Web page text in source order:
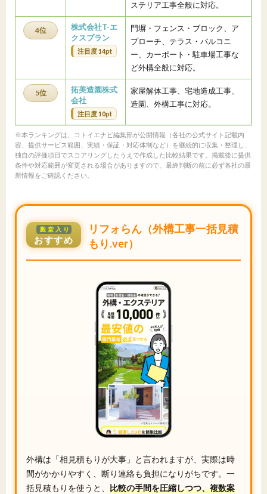
ステリア工事全般に対応。
4位
株式会社T-エ
クスプラン
注目度 14pt
門塀・フェンス・ブロック、ア
プローチ、テラス・バルコニ
ー、カーポート・駐車場工事な
ど外構全般に対応。
5位
拓美造園株式
会社
注目度 10pt
家屋解体工事、宅地造成工事、
造園、外構工事に対応。
※本ランキングは、コトイエナビ編集部が公開情報（各社の公式サイト記載内
容、提供サービス範囲、実績・保証・対応体制など）を継続的に収集・整理し、
独自の評価項目でスコアリングしたうえで作成した比較結果です。掲載後に提供
条件や対応範囲が変更される場合がありますので、最終判断の前に必ず各社の最
新情報をご確認ください。
殿堂入り
おすすめ
リフォらん（外構工事一括見積
もり.ver）
外構は「相見積もりが大事」と言われますが、実際は時
間がかかりやすく、断り連絡も負担になりがちです。一
括見積もりを使うと、 比較の手間を圧縮しつつ、複数案